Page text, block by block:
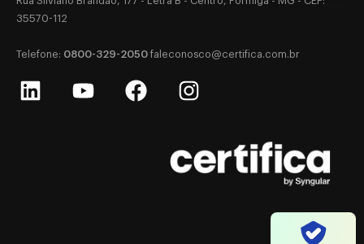
35570-112
‎Telefone: 0800-329-2050 faleconosco@certifica.com.br